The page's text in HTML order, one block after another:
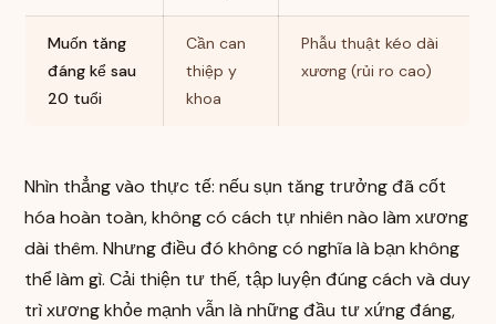
Muốn tăng
đáng kể sau
20 tuổi
Cần can
thiệp y
khoa
Phẫu thuật kéo dài
xương (rủi ro cao)
Nhìn thẳng vào thực tế: nếu sụn tăng trưởng đã cốt
hóa hoàn toàn, không có cách tự nhiên nào làm xương
dài thêm. Nhưng điều đó không có nghĩa là bạn không
thể làm gì. Cải thiện tư thế, tập luyện đúng cách và duy
trì xương khỏe mạnh vẫn là những đầu tư xứng đáng,